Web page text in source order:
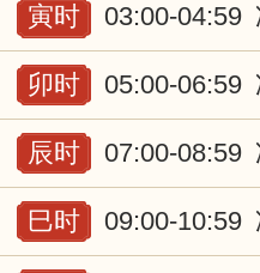
寅时 03:00-04:59
卯时 05:00-06:59
辰时 07:00-08:59
巳时 09:00-10:59